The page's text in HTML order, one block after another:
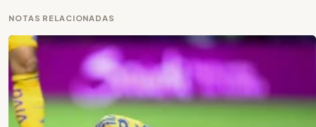
NOTAS RELACIONADAS